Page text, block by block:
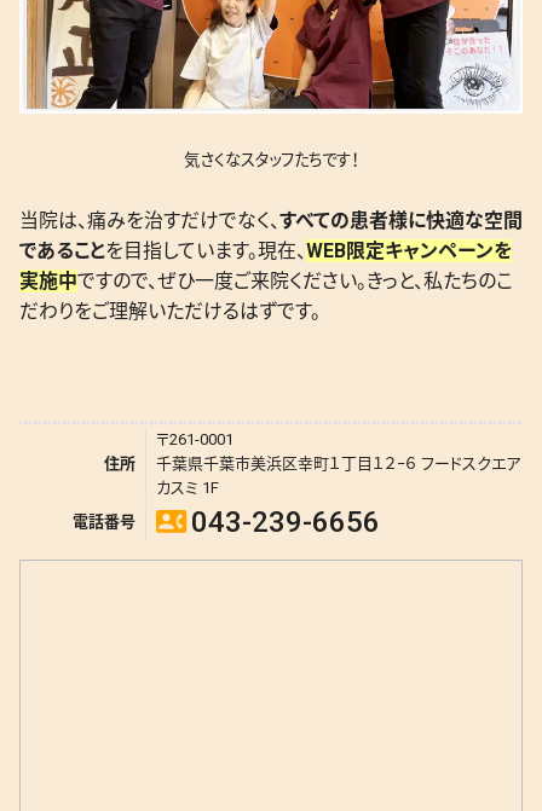
気さくなスタッフたちです！
当院は、痛みを治すだけでなく、すべての患者様に快適な空間
であることを目指しています。現在、WEB限定キャンペーンを
実施中ですので、ぜひ一度ご来院ください。きっと、私たちのこ
だわりをご理解いただけるはずです。
住所
〒261-0001
千葉県千葉市美浜区幸町１丁目１２−６ フードスクエア
カスミ 1F
電話番号
contact_phone 043-239-6656